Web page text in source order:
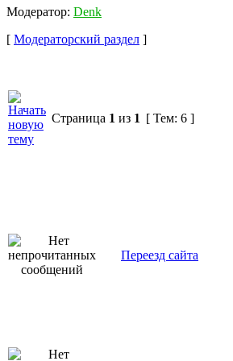
Модератор: Denk
[ Модераторский раздел ]
Страница 1 из 1 [ Тем: 6 ]
Переезд сайта